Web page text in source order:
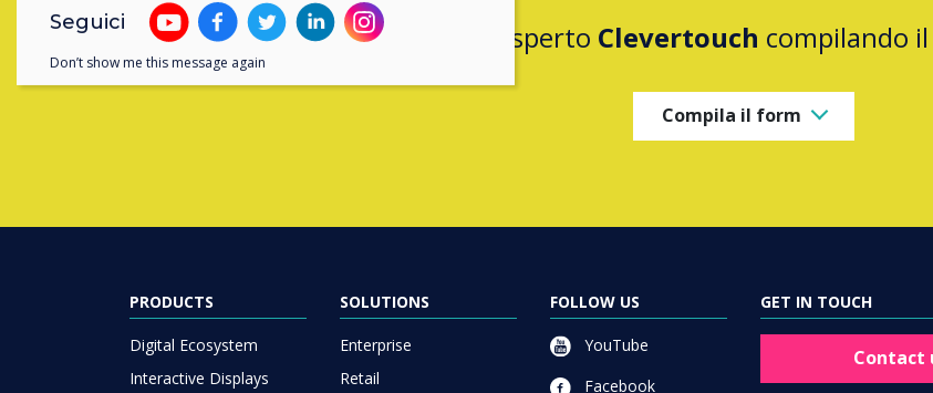
Contatta un esperto Clevertouch compilando
Compila il form
PRODUCTS
Digital Ecosystem
Interactive Displays
SOLUTIONS
Enterprise
Retail
FOLLOW US
YouTube
Facebook
GET IN TOUCH
Contact
Seguici
Don’t show me this message again